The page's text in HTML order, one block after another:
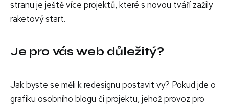
stranu je ještě více projektů, které s novou tváří zažily
raketový start.
Je pro vás web důležitý?
Jak byste se měli k redesignu postavit vy? Pokud jde o
grafiku osobního blogu či projektu, jehož provoz pro